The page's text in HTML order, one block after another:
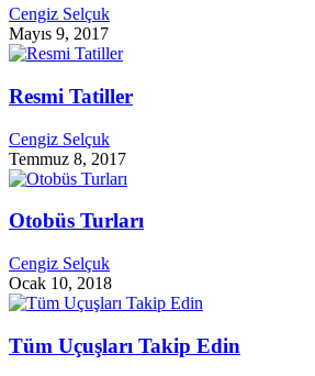
Cengiz Selçuk
Mayıs 9, 2017
Resmi Tatiller
Cengiz Selçuk
Temmuz 8, 2017
Otobüs Turları
Cengiz Selçuk
Ocak 10, 2018
Tüm Uçuşları Takip Edin